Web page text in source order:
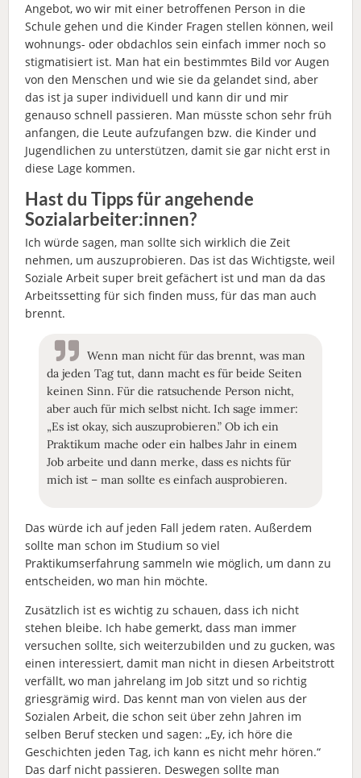
Angebot, wo wir mit einer betroffenen Person in die
Schule gehen und die Kinder Fragen stellen können, weil
wohnungs- oder obdachlos sein einfach immer noch so
stigmatisiert ist. Man hat ein bestimmtes Bild vor Augen
von den Menschen und wie sie da gelandet sind, aber
das ist ja super individuell und kann dir und mir
genauso schnell passieren. Man müsste schon sehr früh
anfangen, die Leute aufzufangen bzw. die Kinder und
Jugendlichen zu unterstützen, damit sie gar nicht erst in
diese Lage kommen.
Hast du Tipps für angehende
Sozialarbeiter:innen?
Ich würde sagen, man sollte sich wirklich die Zeit
nehmen, um auszuprobieren. Das ist das Wichtigste, weil
Soziale Arbeit super breit gefächert ist und man da das
Arbeitssetting für sich finden muss, für das man auch
brennt.
Wenn man nicht für das brennt, was man
da jeden Tag tut, dann macht es für beide Seiten
keinen Sinn. Für die ratsuchende Person nicht,
aber auch für mich selbst nicht. Ich sage immer:
„Es ist okay, sich auszuprobieren.” Ob ich ein
Praktikum mache oder ein halbes Jahr in einem
Job arbeite und dann merke, dass es nichts für
mich ist – man sollte es einfach ausprobieren.
Das würde ich auf jeden Fall jedem raten. Außerdem
sollte man schon im Studium so viel
Praktikumserfahrung sammeln wie möglich, um dann zu
entscheiden, wo man hin möchte.
Zusätzlich ist es wichtig zu schauen, dass ich nicht
stehen bleibe. Ich habe gemerkt, dass man immer
versuchen sollte, sich weiterzubilden und zu gucken, was
einen interessiert, damit man nicht in diesen Arbeitstrott
verfällt, wo man jahrelang im Job sitzt und so richtig
griesgrämig wird. Das kennt man von vielen aus der
Sozialen Arbeit, die schon seit über zehn Jahren im
selben Beruf stecken und sagen: „Ey, ich höre die
Geschichten jeden Tag, ich kann es nicht mehr hören.“
Das darf nicht passieren. Deswegen sollte man